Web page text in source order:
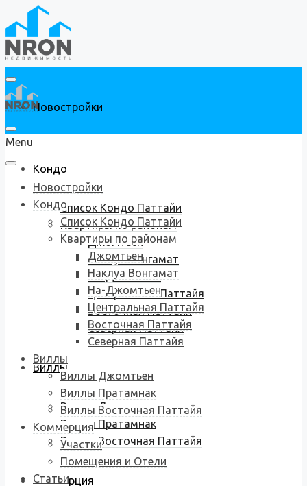
Новостройки
Кондо
Список Кондо Паттайи
Квартиры по районам
Джомтьен
Наклуа Вонгамат
На-Джомтьен
Центральная Паттайя
Восточная Паттайя
Северная Паттайя
Виллы
Виллы Джомтьен
Виллы Пратамнак
Виллы Восточная Паттайя
Коммерция
Menu
Новостройки
Кондо
Список Кондо Паттайи
Квартиры по районам
Джомтьен
Наклуа Вонгамат
На-Джомтьен
Центральная Паттайя
Восточная Паттайя
Северная Паттайя
Виллы
Виллы Джомтьен
Виллы Пратамнак
Виллы Восточная Паттайя
Коммерция
Участки
Помещения и Отели
Статьи